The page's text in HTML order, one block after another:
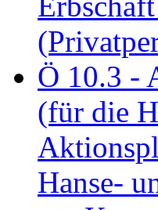
Ö 10.3 -
(für die
Hanse-